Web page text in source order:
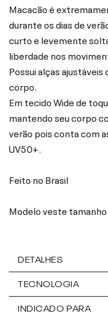
Macacão é
durante os dias de
curto e levemente
liberdade nos
Possui alças
corpo.
Em tecido Wide de
mantendo seu corpo
verão pois conta com
UV50+.
Feito no Brasil
Modelo veste
DETALHES
TECNOLOGIA
INDICADO PARA